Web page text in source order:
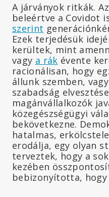
A járványok ritkák.
beleértve a Covidot
szerint
Ezek terjedésük
kerültek, mint
vagy a rák évente
racionálisan, hogy
állunk szemben,
szabadság
magánvállalkozók
közegészségügyi
bekövetkezne.
hatalmas,
erodálja, egy olyan
terveztek, hogy a
kezében
bebizonyította,